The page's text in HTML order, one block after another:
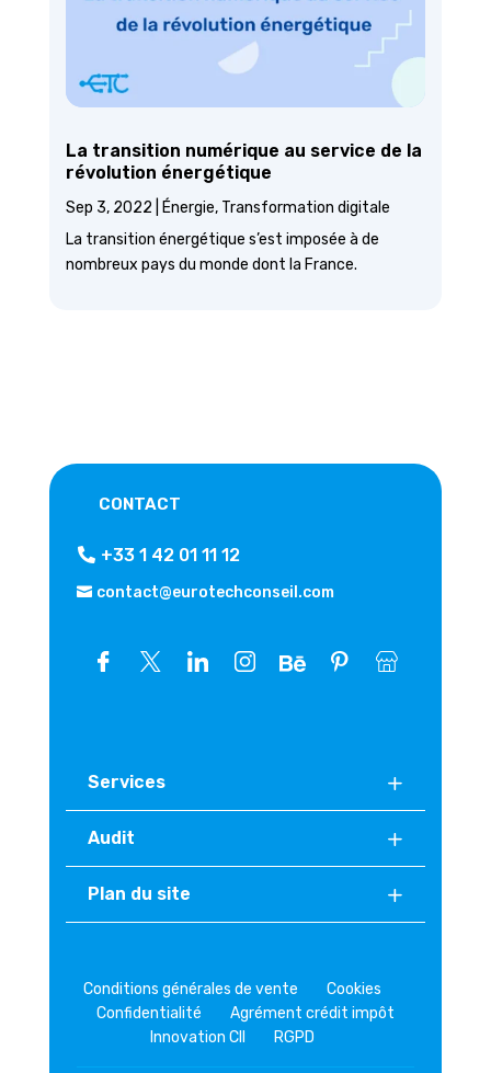
La transition numérique au service de la
révolution énergétique
Sep 3, 2022 Énergie, Transformation digitale
La transition énergétique s’est imposée à de
nombreux pays du monde dont la France.
CONTACT
+33 1 42 01 11 12
contact@eurotechconseil.com
Services
Audit
Plan du site
Conditions générales de vente
Cookies
Confidentialité
Agrément crédit impôt
Innovation CII
RGPD